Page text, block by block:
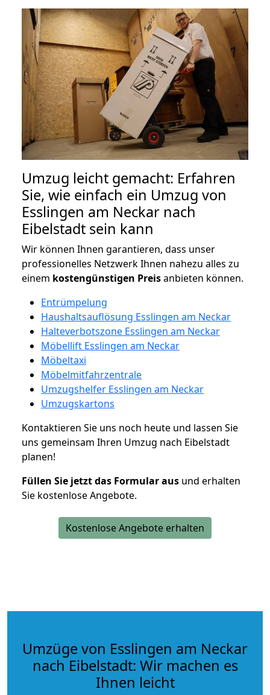
Umzug leicht gemacht: Erfahren
Sie, wie einfach ein Umzug von
Esslingen am Neckar nach
Eibelstadt sein kann
Wir können Ihnen garantieren, dass unser
professionelles Netzwerk Ihnen nahezu alles zu
einem kostengünstigen Preisanbieten können.
Entrümpelung
Haushaltsauflösung Esslingen am Neckar
Halteverbotszone Esslingen am Neckar
Möbellift Esslingen am Neckar
Möbeltaxi
Möbelmitfahrzentrale
Umzugshelfer Esslingen am Neckar
Umzugskartons
Kontaktieren Sie uns noch heute und lassen Sie
uns gemeinsam Ihren Umzug nach Eibelstadt
planen!
Füllen Sie jetzt das Formular aus und erhalten
Sie kostenlose Angebote.
Kostenlose Angebote erhalten
Umzüge von Esslingen am Neckar
nach Eibelstadt: Wir machen es
Ihnen leicht